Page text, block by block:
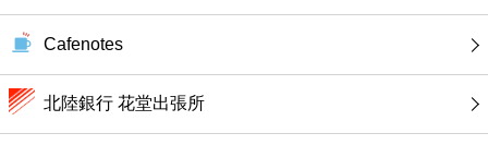
ファミレス
ファーストフード
カフェ
Cafenotes
北陸銀行 花堂出張所